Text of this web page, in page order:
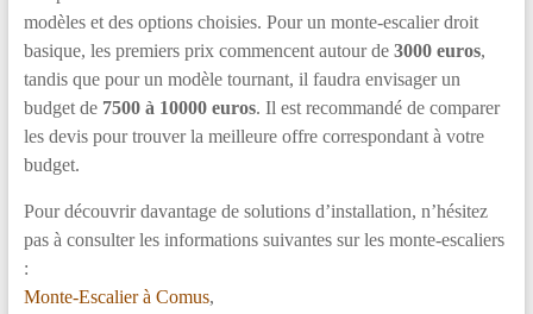
modèles et des options choisies. Pour un monte-escalier droit
basique, les premiers prix commencent autour de 3000 euros,
tandis que pour un modèle tournant, il faudra envisager un
budget de 7500 à 10000 euros. Il est recommandé de comparer
les devis pour trouver la meilleure offre correspondant à votre
budget.
Pour découvrir davantage de solutions d’installation, n’hésitez
pas à consulter les informations suivantes sur les monte-escaliers
:
Monte-Escalier à Comus,